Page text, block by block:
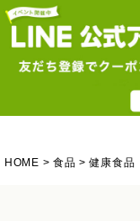
HOME 食品 健康食品